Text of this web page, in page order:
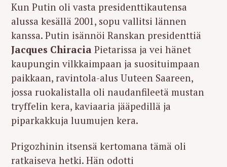
Kun Putin oli vasta presidenttikautensa
alussa kesällä 2001, sopu vallitsi lännen
kanssa. Putin isännöi Ranskan presidenttiä
Jacques Chiracia Pietarissa ja vei hänet
kaupungin vilkkaimpaan ja suosituimpaan
paikkaan, ravintola-alus Uuteen Saareen,
jossa ruokalistalla oli naudanfileetä mustan
tryffelin kera, kaviaaria jääpedillä ja
piparkakkuja luumujen kera.
Prigozhinin itsensä kertomana tämä oli
ratkaiseva hetki. Hän odotti